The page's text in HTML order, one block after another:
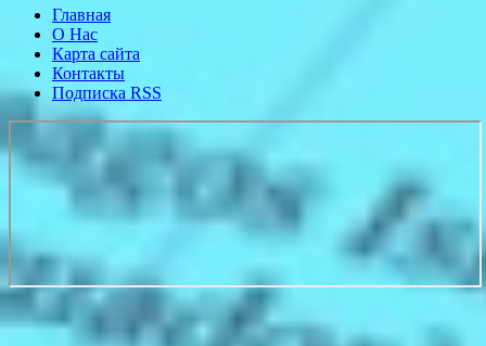
Главная
О Нас
Карта сайта
Контакты
Подписка RSS